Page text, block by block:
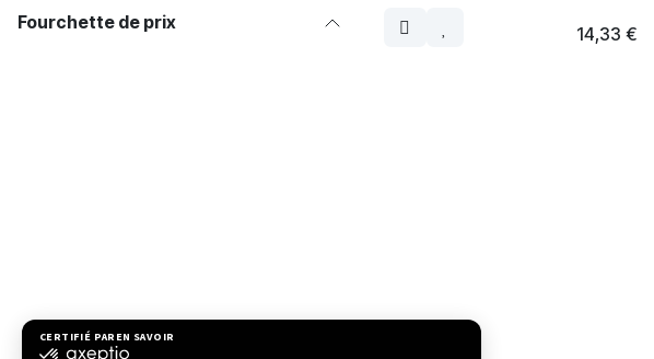
Fourchette de prix
14,33 €